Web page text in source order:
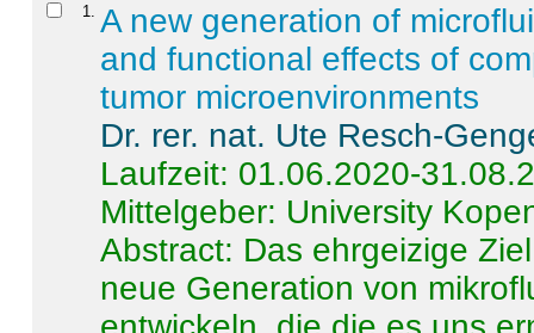
1
A new generation of
and functional effects of
tumor microenvironments
Dr. rer. nat. Ute Resch-
Laufzeit: 01.06.2020-
Mittelgeber: University
Abstract: Das ehrgeizige
neue Generation von